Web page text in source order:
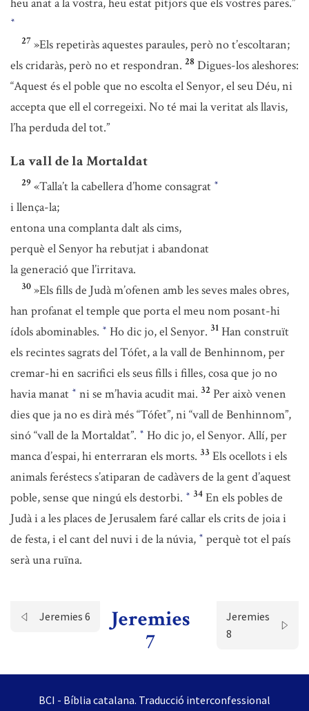
*
27 »Els repetiràs aquestes paraules, però no t’escoltaran;
els cridaràs, però no et respondran. 28 Digues-los aleshores:
“Aquest és el poble que no escolta el Senyor, el seu Déu, ni
accepta que ell el corregeixi. No té mai la veritat als llavis,
l’ha perduda del tot.”
La vall de la Mortaldat
29 «Talla’t la cabellera d’home consagrat *
i llença-la;
entona una complanta dalt als cims,
perquè el Senyor ha rebutjat i abandonat
la generació que l’irritava.
30 »Els fills de Judà m’ofenen amb les seves males obres,
han profanat el temple que porta el meu nom posant-hi
ídols abominables. * Ho dic jo, el Senyor. 31 Han construït
els recintes sagrats del Tófet, a la vall de Benhinnom, per
cremar-hi en sacrifici els seus fills i filles, cosa que jo no
havia manat * ni se m’havia acudit mai. 32 Per això venen
dies que ja no es dirà més “Tófet”, ni “vall de Benhinnom”,
sinó “vall de la Mortaldat”. * Ho dic jo, el Senyor. Allí, per
manca d’espai, hi enterraran els morts. 33 Els ocellots i els
animals feréstecs s’atiparan de cadàvers de la gent d’aquest
poble, sense que ningú els destorbi. * 34 En els pobles de
Judà i a les places de Jerusalem faré callar els crits de joia i
de festa, i el cant del nuvi i de la núvia, * perquè tot el país
serà una ruïna.
Jeremies 6
Jeremies
7
Jeremies
8
BCI - Bíblia catalana. Traducció interconfessional